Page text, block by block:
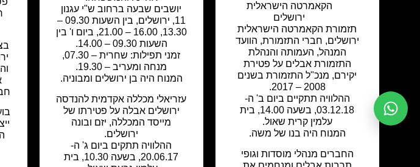
הקאמרטה הישראלית
ירושלים
תזמורת הקאמרטה הישראלית
ירושלים, חברי התזמורת, הוועד
המנהל, העמותה והנהלת
התזמורת אבלים על פטירת
יקירם, מנכ"ל התזמורת בשנים
2008 – 2017.
ההלוויה תתקיים ביום ב' ה-
03.12.18, בשעה 14.00, בית
עלמין קרית שאול.
המנוח היה בנו של משה.
החברים מנהלי מוסדות וגופי
יושבים שבעה ברחוב ש"י עגנון
11, ירושלים, בין השעות 09.30 –
13.30, 16.00 – 21.00, ביום ו' בין
השעות 09.30 – 14.00.
זמני תפילות: שחרית – 07.30,
מנחה ומעריב – 19.30.
המנוח היה בן ירושלים ומבוניה.
עזריאלי מכללה אקדמית להנדסה
ירושלים אבלה על פטירתו של
מייסד המכללה, יזם ובונה
ירושלים.
ההלוויה תתקים ביום ג' ה-
20.06.17, בשעה 10.30, בית